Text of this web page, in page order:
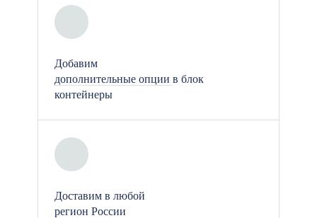
климатических факторов, таких
как дождь, снег и холод, что
эксплуатации в любых погодных
условиях.
Современные модульные
поликлиники оснащены
материалами, что позволяет
Добавим
дополнительные опции в блок
контейнеры
Доставим в любой
регион России